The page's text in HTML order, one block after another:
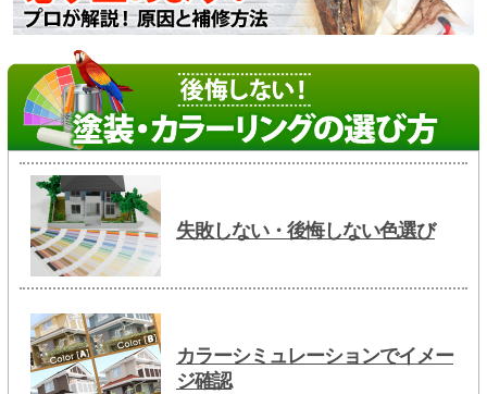
失敗しない・後悔しない色選び
カラーシミュレーションでイメー
ジ確認